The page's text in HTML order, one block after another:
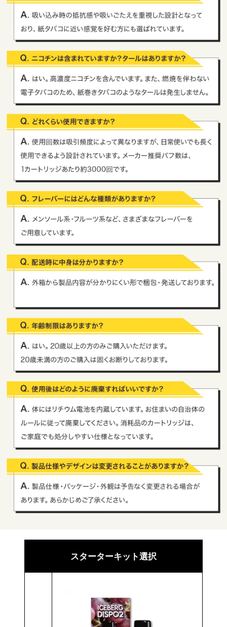
スターターキット選択